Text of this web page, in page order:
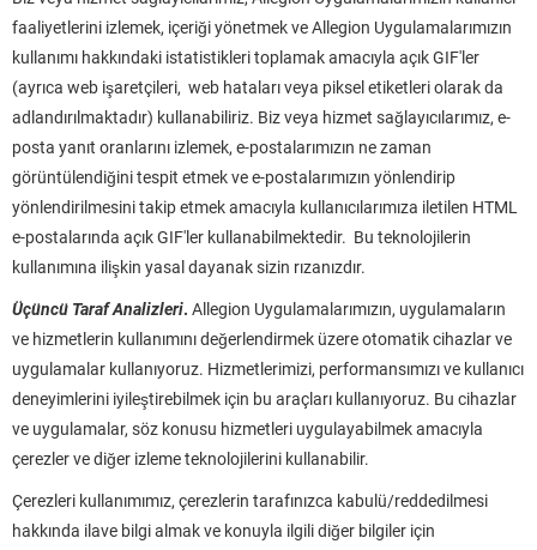
faaliyetlerini izlemek, içeriği yönetmek ve Allegion Uygulamalarımızın
kullanımı hakkındaki istatistikleri toplamak amacıyla açık GIF'ler
(ayrıca web işaretçileri, web hataları veya piksel etiketleri olarak da
adlandırılmaktadır) kullanabiliriz. Biz veya hizmet sağlayıcılarımız, e-
posta yanıt oranlarını izlemek, e-postalarımızın ne zaman
görüntülendiğini tespit etmek ve e-postalarımızın yönlendirip
yönlendirilmesini takip etmek amacıyla kullanıcılarımıza iletilen HTML
e-postalarında açık GIF'ler kullanabilmektedir. Bu teknolojilerin
kullanımına ilişkin yasal dayanak sizin rızanızdır.
Üçüncü Taraf Analizleri. Allegion Uygulamalarımızın, uygulamaların
ve hizmetlerin kullanımını değerlendirmek üzere otomatik cihazlar ve
uygulamalar kullanıyoruz. Hizmetlerimizi, performansımızı ve kullanıcı
deneyimlerini iyileştirebilmek için bu araçları kullanıyoruz. Bu cihazlar
ve uygulamalar, söz konusu hizmetleri uygulayabilmek amacıyla
çerezler ve diğer izleme teknolojilerini kullanabilir.
Çerezleri kullanımımız, çerezlerin tarafınızca kabulü/reddedilmesi
hakkında ilave bilgi almak ve konuyla ilgili diğer bilgiler için